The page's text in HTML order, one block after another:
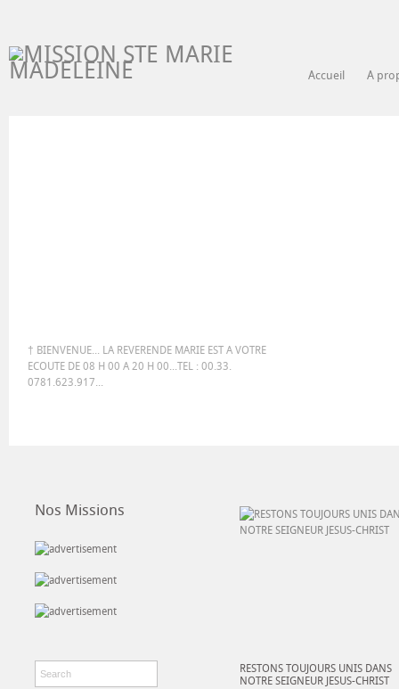
Accueil A
† BIENVENUE... LA REVERENDE MARIE EST A VOTRE
ECOUTE DE 08 H 00 A 20 H 00...TEL : 00.33.
0781.623.917...
RESTONS TOUJOURS UNIS DANS
NOTRE SEIGNEUR JESUS-CHRIST
Nos Missions